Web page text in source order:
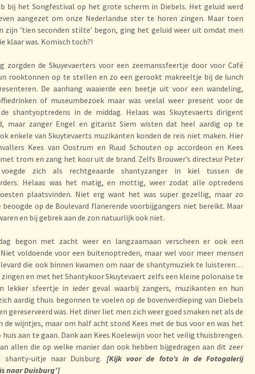
bij het Songfestival op het grote scherm in Diebels. Het geluid werd
aangezet om onze Nederlandse ster te horen zingen. Maar toen
zijn ’tien seconden stilte’ begon, ging het geluid weer uit omdat men
klaar was. Komisch toch?!
zorgden de Skuyevaerters voor een zeemanssfeertje door voor Café
rooktonnen op te stellen en zo een gerookt makreeltje bij de lunch
De aanhang waaierde een beetje uit voor een wandeling,
of museumbezoek maar was veelal weer present voor de
shantyoptredens in de middag. Helaas was Skuytevaerts dirigent
maar zanger Engel en gitarist Siem wisten dat heel aardig op te
enkele van Skuytevaerts muzikanten konden de reis niet maken. Hier
Kees van Oostrum en Ruud Schouten op accordeon en Kees
trom en zang het koor uit de brand. Zelfs Brouwer’s directeur Peter
voegde zich als rechtgeaarde shantyzanger in kiel tussen de
Helaas was het matig, en mottig, weer zodat alle optredens
plaatsvinden. Niet erg want het was super gezellig, maar zo
beoogde op de Boulevard flanerende voorbijgangers niet bereikt. Maar
en bij gebrek aan de zon natuurlijk ook niet.
begon met zacht weer en langzaamaan verscheen er ook een
voldoende voor een buitenoptreden, maar wel voor meer mensen
die ook binnen kwamen om naar de shantymuziek te luisteren…
zingen en met het Shantykoor Skuytevaert zelfs een kleine polonaise te
lekker sfeertje in ieder geval waarbij zangers, muzikanten en hun
aardig thuis begonnen te voelen op de bovenverdieping van Diebels
gereserveerd was. Het diner liet men zich weer goed smaken net als de
de wijntjes, maar om half acht stond Kees met de bus voor en was het
aan te gaan. Dank aan Kees Koelewijn voor het veilig thuisbrengen.
allen die op welke manier dan ook hebben bijgedragen aan dit zeer
shanty-uitje naar Duisburg. [Kijk voor de foto’s in de Fotogalerij
naar Duisburg’]